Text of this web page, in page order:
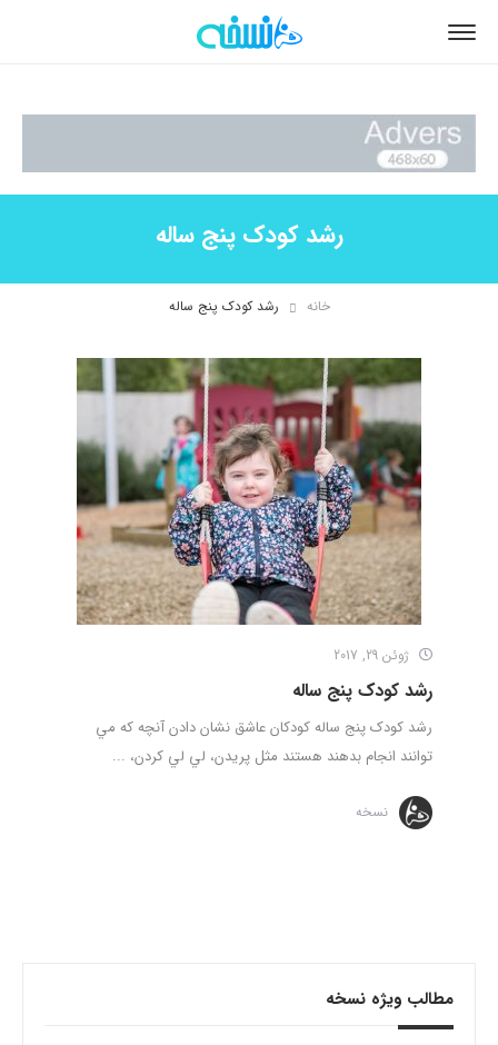
رشد کودک پنج ساله
خانه رشد کودک پنج ساله
ژوئن 29, 2017
رشد کودک پنج ساله
رشد کودک پنج ساله کودكان عاشق نشان دادن آنچه كه مي
توانند انجام بدهند هستند مثل پريدن، لي لي كردن، ...
نسخه
مطالب ویژه نسخه